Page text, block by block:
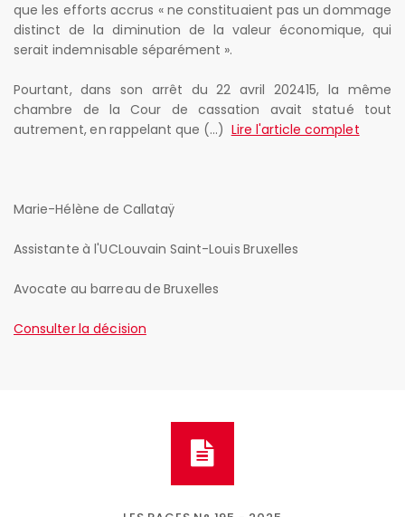
que les efforts accrus « ne constituaient pas un dommage
distinct de la diminution de la valeur économique, qui
serait indemnisable séparément ».
Pourtant, dans son arrêt du 22 avril 202415, la même
chambre de la Cour de cassation avait statué tout
autrement, en rappelant que (...) Lire l'article complet
Marie-Hélène de Callataÿ
Assistante à l'UCLouvain Saint-Louis Bruxelles
Avocate au barreau de Bruxelles
Consulter la décision